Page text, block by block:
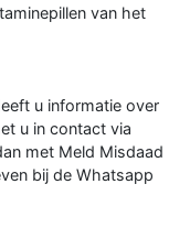
van het
u informatie over
u in contact via
met Meld Misdaad
bij de Whatsapp